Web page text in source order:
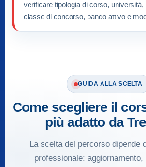
verificare tipologia di corso, università,
classe di concorso, bando attivo e
GUIDA ALLA SCELTA
Come scegliere il
più adatto da
La scelta del percorso dipende
professionale: aggiornamento,